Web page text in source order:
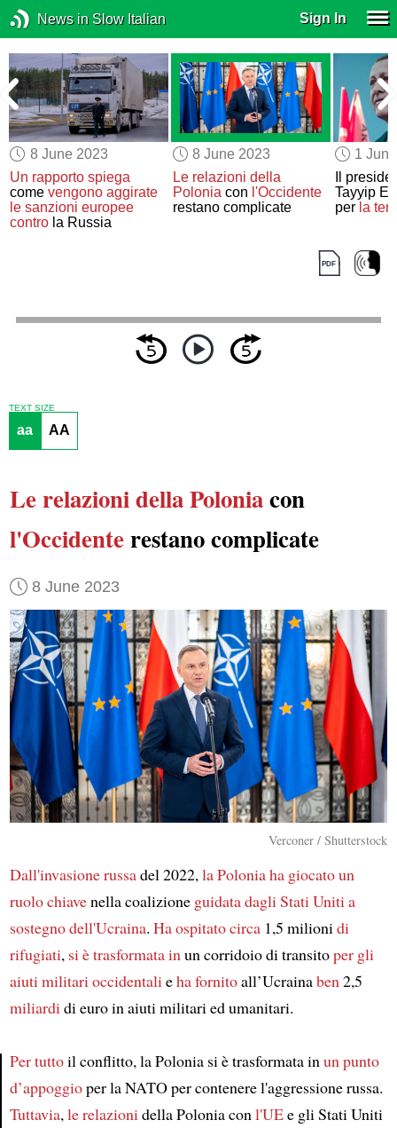
News in Slow Italian Sign In
8 June 2023
Un rapporto spiega
comevengono aggirate
le sanzioni europee
contro la Russia
8 June 2023
Le relazioni della
Poloniacon l'Occidente
restano complicate
1
Il
Tayyip
per la
TEXT SIZE
aa AA
Le relazioni della Poloniacon
l'Occidenterestano complicate
8 June 2023
Verconer / Shutterstock
Dall'invasione russadel 2022, la Poloniaha giocato un
ruolo chiavenella coalizione guidata dagli Stati Uniti a
sostegnodell'Ucraina. Ha ospitato circa1,5 milioni di
rifugiati, si è trasformata in un corridoio di transitoper gli
aiuti militari occidentali eha fornitoall’Ucrainaben 2,5
miliardi di euro in aiuti militari ed umanitari.
Per tuttoil conflitto, la Polonia si è trasformata in un punto
d’appoggioper la NATO per contenere l'aggressione russa.
Tuttavia, le relazioni della Polonia con l'UEe gli Stati Uniti